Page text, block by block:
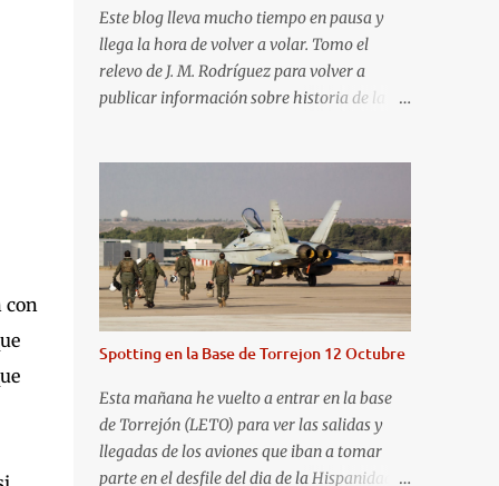
con
Este blog lleva mucho tiempo en pausa y
llega la hora de volver a volar. Tomo el
relevo de J. M. Rodríguez para volver a
publicar información sobre historia de la
que pido un poco de paciencia hasta que
todo se ponga en marcha de nuevo. Mientras
tanto, os dejo con algunas de las imágenes
que tomé este pasado fin de semana. El
sábado 23 de julio de 2022 asistí, gracias a
Aerospotters Principado a una genial sesión
fotográfica en el aeródromo de La Morgal
(todavía no he tenido tiempo de procesar
esas imágenes). Al día siguiente, asistí al
Festival Aéreo de Gijón . He aquí algunas de
las tomas que realicé este pasado domingo.
Spotting en la Base de Torrejon 12 Octubre
Esta mañana he vuelto a entrar en la base
de Torrejón (LETO) para ver las salidas y
llegadas de los aviones que iban a tomar
parte en el desfile del dia de la Hispanidad,